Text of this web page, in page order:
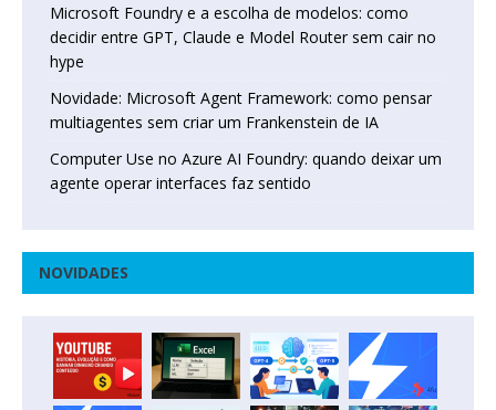
Microsoft Foundry e a escolha de modelos: como
decidir entre GPT, Claude e Model Router sem cair no
hype
Novidade: Microsoft Agent Framework: como pensar
multiagentes sem criar um Frankenstein de IA
Computer Use no Azure AI Foundry: quando deixar um
agente operar interfaces faz sentido
NOVIDADES